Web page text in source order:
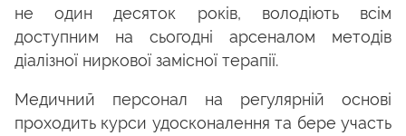
не один десяток років, володіють всім
доступним на сьогодні арсеналом методів
діалізної ниркової замісної терапії.
Медичний персонал на регулярній основі
проходить курси удосконалення та бере участь